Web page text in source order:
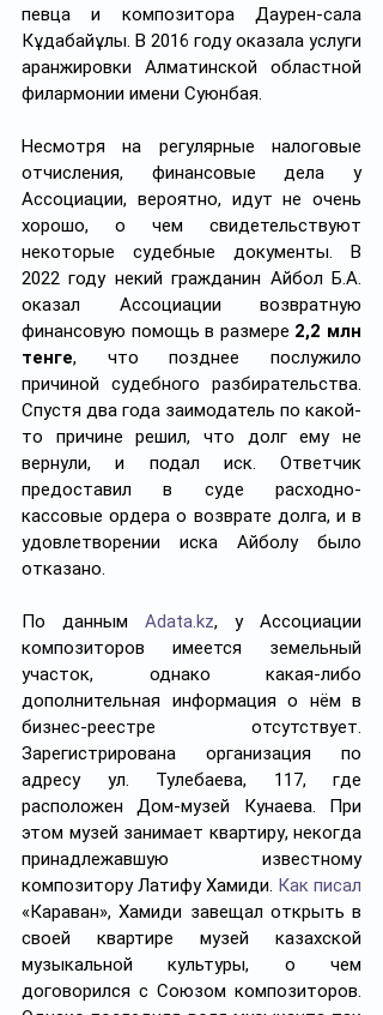
певца и композитора Даурен-сала
Кұдабайұлы. В 2016 году оказала услуги
аранжировки Алматинской областной
филармонии имени Суюнбая.
Несмотря на регулярные налоговые
отчисления, финансовые дела у
Ассоциации, вероятно, идут не очень
хорошо, о чем свидетельствуют
некоторые судебные документы. В
2022 году некий гражданин Айбол Б.А.
оказал Ассоциации возвратную
финансовую помощь в размере 2,2 млн
тенге, что позднее послужило
причиной судебного разбирательства.
Спустя два года заимодатель по какой-
то причине решил, что долг ему не
вернули, и подал иск. Ответчик
предоставил в суде расходно-
кассовые ордера о возврате долга, и в
удовлетворении иска Айболу было
отказано.
По данным Adata.kz, у Ассоциации
композиторов имеется земельный
участок, однако какая-либо
дополнительная информация о нём в
бизнес-реестре отсутствует.
Зарегистрирована организация по
адресу ул. Тулебаева, 117, где
расположен Дом-музей Кунаева. При
этом музей занимает квартиру, некогда
принадлежавшую известному
композитору Латифу Хамиди. Как писал
«Караван», Хамиди завещал открыть в
своей квартире музей казахской
музыкальной культуры, о чем
договорился с Союзом композиторов.